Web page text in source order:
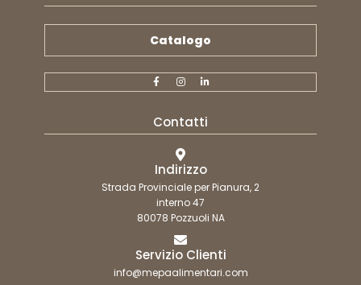
Catalogo
Contatti
Indirizzo
Strada Provinciale per Pianura, 2
interno 47
80078 Pozzuoli NA
Servizio Clienti
info@mepaalimentari.com